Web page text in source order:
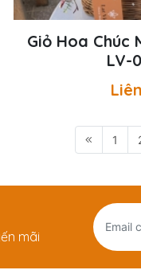
Giỏ Hoa Chúc
LV-
1
mãi